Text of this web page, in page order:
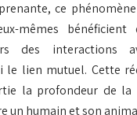
ce
mêmes
des interactions
le lien mutuel. Cette
la profondeur de
un humain et son